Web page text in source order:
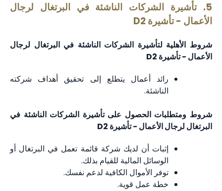
5. تأشيرة الشركات الناشئة في البرتغال لرجال
الأعمال - تأشيرة D2
شروط الأهلية لتأشيرة الشركات الناشئة في البرتغال لرجال
الأعمال - تأشيرة D2
رائد أعمال يتطلع إلى تحقيق أهداف شركته
الناشئة.
شروط ومتطلبات الحصول على تأشيرة الشركات الناشئة في
البرتغال لرجال الأعمال - تأشيرة D2
إثبات أن لديك شركة قائمة تعمل في البرتغال أو
الوسائل المالية للقيام بذلك.
توفر الأموال الكافية لدعم نفسك.
خطة عمل قوية.